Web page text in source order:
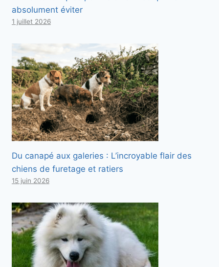
absolument éviter
1 juillet 2026
Du canapé aux galeries : L’incroyable flair des
chiens de furetage et ratiers
15 juin 2026